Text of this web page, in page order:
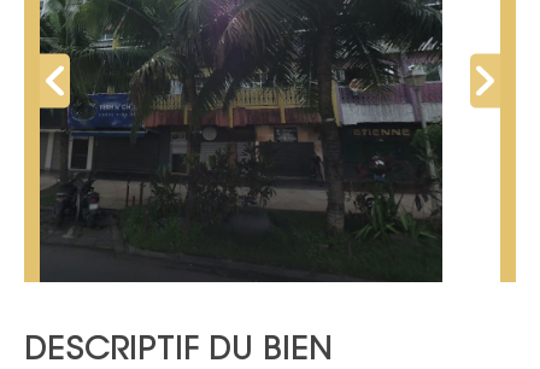
DESCRIPTIF DU BIEN